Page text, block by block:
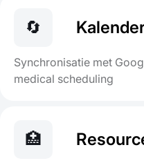
🔄
Synchronisatie met
medical scheduling
🏥